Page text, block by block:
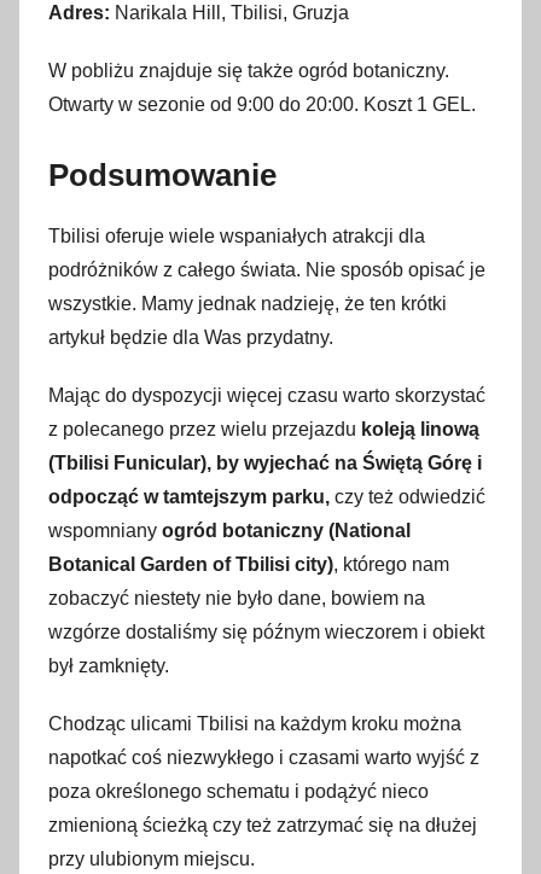
Adres: Narikala Hill, Tbilisi, Gruzja
W pobliżu znajduje się także ogród botaniczny.
Otwarty w sezonie od 9:00 do 20:00. Koszt 1 GEL.
Podsumowanie
Tbilisi oferuje wiele wspaniałych atrakcji dla
podróżników z całego świata. Nie sposób opisać je
wszystkie. Mamy jednak nadzieję, że ten krótki
artykuł będzie dla Was przydatny.
Mając do dyspozycji więcej czasu warto skorzystać
z polecanego przez wielu przejazdu koleją linową
(Tbilisi Funicular), by wyjechać na Świętą Górę i
odpocząć w tamtejszym parku, czy też odwiedzić
wspomniany ogród botaniczny (National
Botanical Garden of Tbilisi city), którego nam
zobaczyć niestety nie było dane, bowiem na
wzgórze dostaliśmy się późnym wieczorem i obiekt
był zamknięty.
Chodząc ulicami Tbilisi na każdym kroku można
napotkać coś niezwykłego i czasami warto wyjść z
poza określonego schematu i podążyć nieco
zmienioną ścieżką czy też zatrzymać się na dłużej
przy ulubionym miejscu.